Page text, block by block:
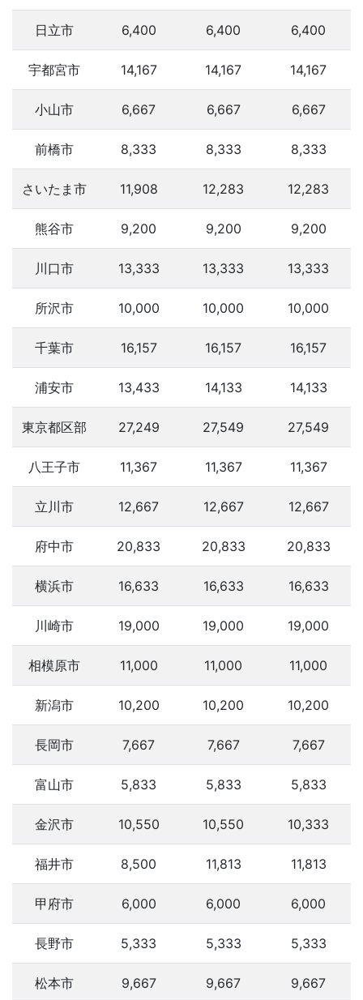
日立市 6,400 6,400 6,400
宇都宮市 14,167 14,167 14,167
小山市 6,667 6,667 6,667
前橋市 8,333 8,333 8,333
さいたま市 11,908 12,283 12,283
熊谷市 9,200 9,200 9,200
川口市 13,333 13,333 13,333
所沢市 10,000 10,000 10,000
千葉市 16,157 16,157 16,157
浦安市 13,433 14,133 14,133
東京都区部 27,249 27,549 27,549
八王子市 11,367 11,367 11,367
立川市 12,667 12,667 12,667
府中市 20,833 20,833 20,833
横浜市 16,633 16,633 16,633
川崎市 19,000 19,000 19,000
相模原市 11,000 11,000 11,000
新潟市 10,200 10,200 10,200
長岡市 7,667 7,667 7,667
富山市 5,833 5,833 5,833
金沢市 10,550 10,550 10,333
福井市 8,500 11,813 11,813
甲府市 6,000 6,000 6,000
長野市 5,333 5,333 5,333
松本市 9,667 9,667 9,667